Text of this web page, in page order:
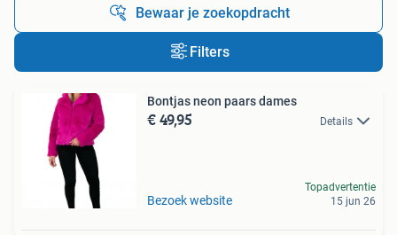
Bewaar je zoekopdracht
Filters
Bontjas neon paars dames
€ 49,95 Details
Bezoek website
Topadvertentie
15 jun 26